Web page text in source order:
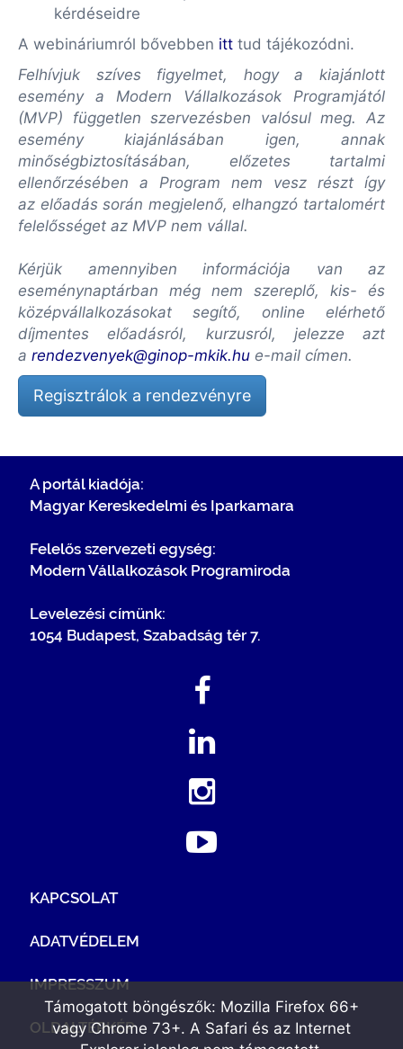
kérdéseidre
A webináriumról bővebben itt tud tájékozódni.
Felhívjuk szíves figyelmet, hogy a kiajánlott
esemény a Modern Vállalkozások Programjától
(MVP) független szervezésben valósul meg. Az
esemény kiajánlásában igen, annak
minőségbiztosításában, előzetes tartalmi
ellenőrzésében a Program nem vesz részt így
az előadás során megjelenő, elhangzó tartalomért
felelősséget az MVP nem vállal.
Kérjük amennyiben információja van az
eseménynaptárban még nem szereplő, kis- és
középvállalkozásokat segítő, online elérhető
díjmentes előadásról, kurzusról, jelezze azt
a rendezvenyek@ginop-mkik.hu e-mail címen.
Regisztrálok a rendezvényre
A portál kiadója:
Magyar Kereskedelmi és Iparkamara
Felelős szervezeti egység:
Modern Vállalkozások Programiroda
Levelezési címünk:
1054 Budapest, Szabadság tér 7.
KAPCSOLAT
ADATVÉDELEM
IMPRESSZUM
OLDALTÉRKÉP
Támogatott böngészők: Mozilla Firefox 66+
vagy Chrome 73+. A Safari és az Internet